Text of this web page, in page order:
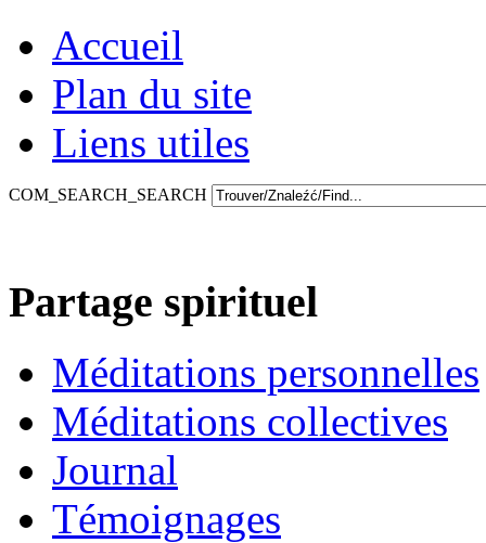
Accueil
Plan du site
Liens utiles
COM_SEARCH_SEARCH
Partage spirituel
Méditations personnelles
Méditations collectives
Journal
Témoignages